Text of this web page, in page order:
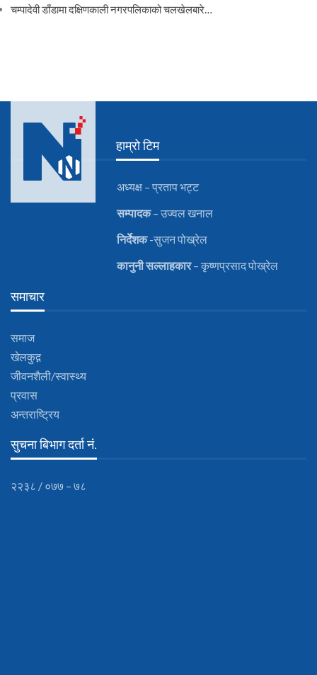
चम्पादेवी डाँडामा दक्षिणकाली नगरपलिकाको चलखेलबारे…
हाम्रो टिम
अध्यक्ष – प्रताप भट्ट
सम्पादक– उज्वल खनाल
निर्देशक-सुजन पोख्रेल
कानुनीसल्लाहकार– कृष्णप्रसाद पोख्रेल
समाचार
समाज
खेलकुद़़
जीवनशैली/स्वास्थ्य
प्रवास
अन्तराष्ट्रिय
सुचना बिभाग दर्ता नं.
२२३८ / ०७७ – ७८